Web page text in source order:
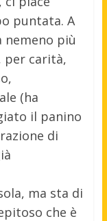
puntata. A
più
per carità,
(ha
il panino
di
ma sta di
che è